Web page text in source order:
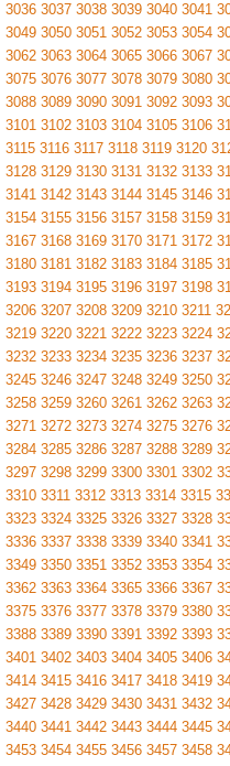
3036 3037 3038 3039 3040 3041
3049 3050 3051 3052 3053 3054
3062 3063 3064 3065 3066 3067
3075 3076 3077 3078 3079 3080
3088 3089 3090 3091 3092 3093
3101 3102 3103 3104 3105 3106
3115 3116 3117 3118 3119 3120
3128 3129 3130 3131 3132 3133
3141 3142 3143 3144 3145 3146
3154 3155 3156 3157 3158 3159
3167 3168 3169 3170 3171 3172
3180 3181 3182 3183 3184 3185
3193 3194 3195 3196 3197 3198
3206 3207 3208 3209 3210 3211
3219 3220 3221 3222 3223 3224
3232 3233 3234 3235 3236 3237
3245 3246 3247 3248 3249 3250
3258 3259 3260 3261 3262 3263
3271 3272 3273 3274 3275 3276
3284 3285 3286 3287 3288 3289
3297 3298 3299 3300 3301 3302
3310 3311 3312 3313 3314 3315
3323 3324 3325 3326 3327 3328
3336 3337 3338 3339 3340 3341
3349 3350 3351 3352 3353 3354
3362 3363 3364 3365 3366 3367
3375 3376 3377 3378 3379 3380
3388 3389 3390 3391 3392 3393
3401 3402 3403 3404 3405 3406
3414 3415 3416 3417 3418 3419
3427 3428 3429 3430 3431 3432
3440 3441 3442 3443 3444 3445
3453 3454 3455 3456 3457 3458